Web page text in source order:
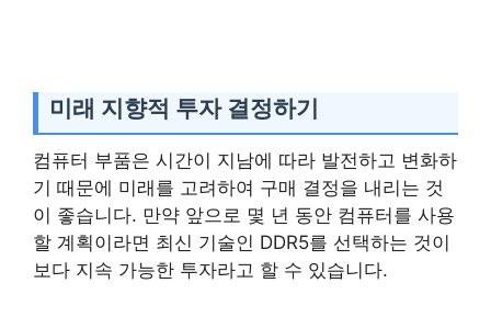
미래 지향적 투자 결정하기
컴퓨터 부품은 시간이 지남에 따라 발전하고 변화하
기 때문에 미래를 고려하여 구매 결정을 내리는 것
이 좋습니다. 만약 앞으로 몇 년 동안 컴퓨터를 사용
할 계획이라면 최신 기술인 DDR5를 선택하는 것이
보다 지속 가능한 투자라고 할 수 있습니다.